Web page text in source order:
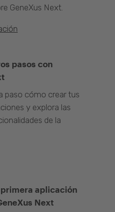
GeneXus Next.
pasos con
paso cómo crear tus
y explora las
de la
aplicación
Next